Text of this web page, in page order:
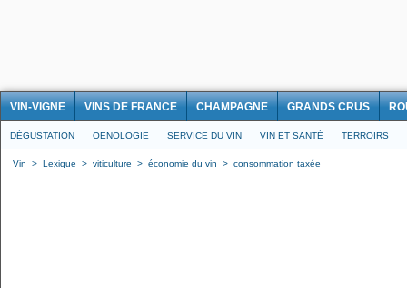
VIN-VIGNE VINS DE FRANCE CHAMPAGNE GRANDS CRUS
DÉGUSTATION OENOLOGIE SERVICE DU VIN VIN ET SANTÉ TERROIRS
Vin > Lexique > viticulture > économie du vin > consommation taxée